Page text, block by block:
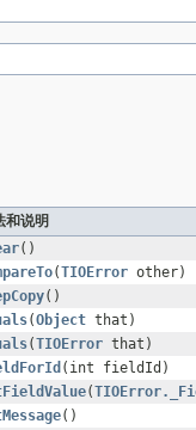
和说明
()
(TIOError other)
()
(Object that)
(TIOError that)
(int fieldId)
(
()